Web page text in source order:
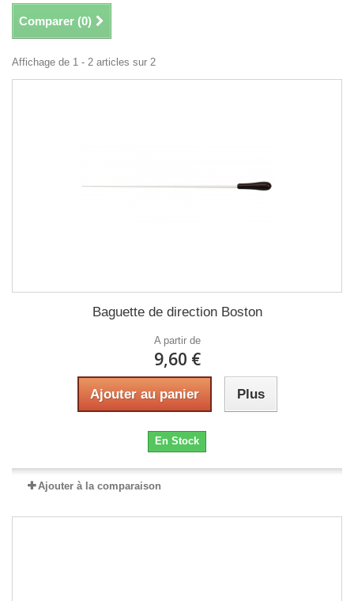
Comparer (0)
Affichage de 1 - 2 articles sur 2
Baguette de direction Boston
A partir de
9,60 €
Ajouter au panier Plus
En Stock
Ajouter à la comparaison